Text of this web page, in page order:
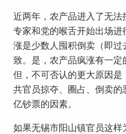
近两年，农产品进入了无
专家和党的喉舌开始出场进
涨是少数人囤积倒卖（即
致。是，农产品疯涨有一定
但，不可否认的更大原因
共官员掠夺、圈占、倒卖
亿钞票的因素。
如果无锡市阳山镇官员这